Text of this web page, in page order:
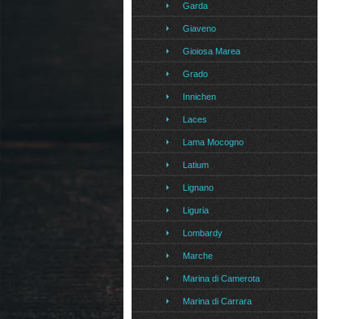
Garda
Giaveno
Gioiosa Marea
Grado
Innichen
Laces
Lama Mocogno
Latium
Lignano
Liguria
Lombardy
Marche
Marina di Camerota
Marina di Carrara